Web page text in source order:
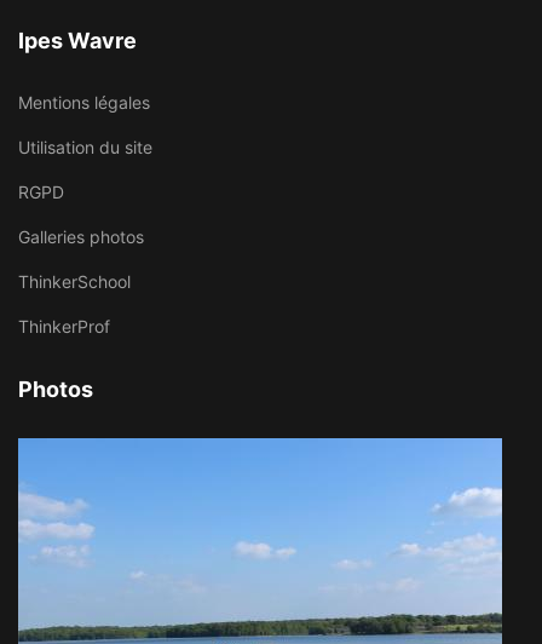
Ipes Wavre
Mentions légales
Utilisation du site
RGPD
Galleries photos
ThinkerSchool
ThinkerProf
Photos